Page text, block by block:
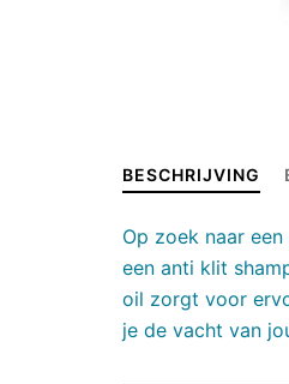
BESCHRIJVING
Op zoek naar
een anti klit
oil zorgt voor
je de vacht van